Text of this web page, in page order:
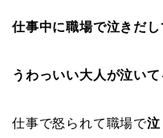
仕事中に職場で泣きだ
うわっいい大人が泣いて
仕事で怒られて職場で泣